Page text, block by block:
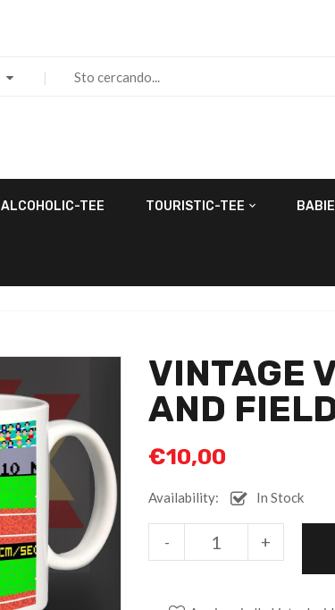
ALCOHOLIC-TEE TOURISTIC-TEE
VINTAGE
AND
€10,00
Availability: In Stock
+
-
Alternative: